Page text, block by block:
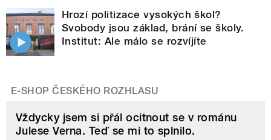
Hrozí politizace vysokých škol?
Svobody jsou základ, brání se školy.
Institut: Ale málo se rozvíjíte
E-SHOP ČESKÉHO ROZHLASU
Vždycky jsem si přál ocitnout se v románu
Julese Verna. Teď se mi to splnilo.